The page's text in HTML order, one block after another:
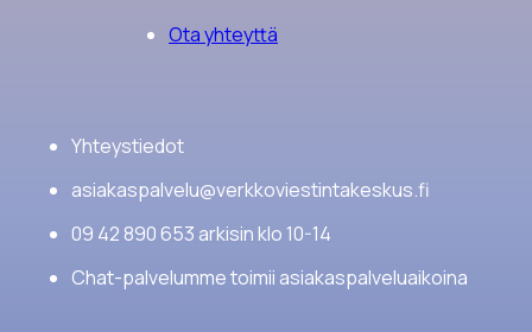
Ota yhteyttä
Yhteystiedot
asiakaspalvelu@verkkoviestintakeskus.fi
09 42 890 653 arkisin klo 10-14
Chat-palvelumme toimii asiakaspalveluaikoina